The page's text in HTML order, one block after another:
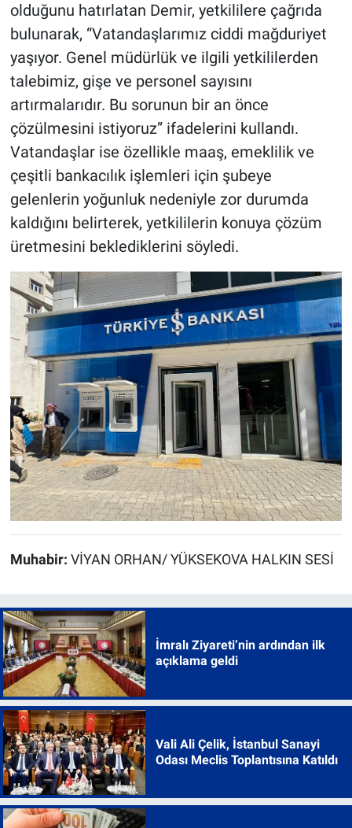
olduğunu hatırlatan Demir, yetkililere çağrıda
bulunarak, “Vatandaşlarımız ciddi mağduriyet
yaşıyor. Genel müdürlük ve ilgili yetkililerden
talebimiz, gişe ve personel sayısını
artırmalarıdır. Bu sorunun bir an önce
çözülmesini istiyoruz” ifadelerini kullandı.
Vatandaşlar ise özellikle maaş, emeklilik ve
çeşitli bankacılık işlemleri için şubeye
gelenlerin yoğunluk nedeniyle zor durumda
kaldığını belirterek, yetkililerin konuya çözüm
üretmesini beklediklerini söyledi.
Muhabir: VİYAN ORHAN/ YÜKSEKOVA HALKIN SESİ
İmralı Ziyareti’nin ardından ilk
açıklama geldi
Vali Ali Çelik, İstanbul Sanayi
Odası Meclis Toplantısına Katıldı